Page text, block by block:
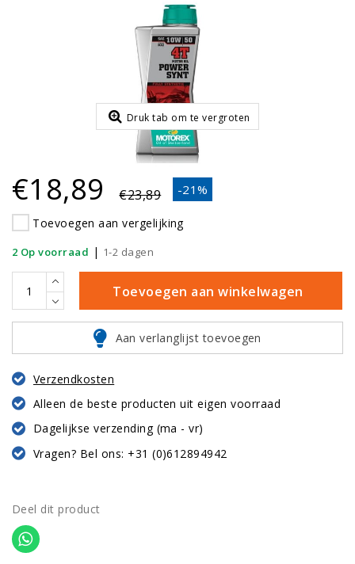
Druk tab om te vergroten
-21%
€18,89 €23,89
Toevoegen aan vergelijking
2 Op voorraad | 1-2 dagen
Toevoegen aan winkelwagen
Aan verlanglijst toevoegen
Verzendkosten
Alleen de beste producten uit eigen voorraad
Dagelijkse verzending (ma - vr)
Vragen? Bel ons: +31 (0)612894942
Deel dit product